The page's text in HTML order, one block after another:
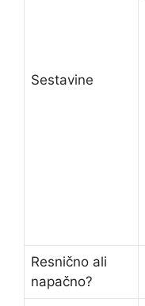
Sestavine
Resnično ali
napačno?